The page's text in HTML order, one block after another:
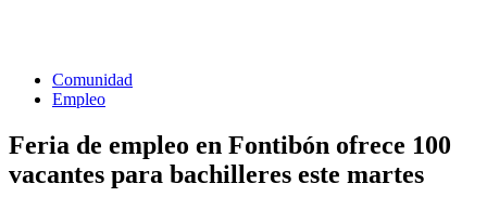
Comunidad
Empleo
Feria de empleo en Fontibón ofrece 100
vacantes para bachilleres este martes